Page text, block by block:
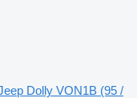
Dolly VON1B (95 /